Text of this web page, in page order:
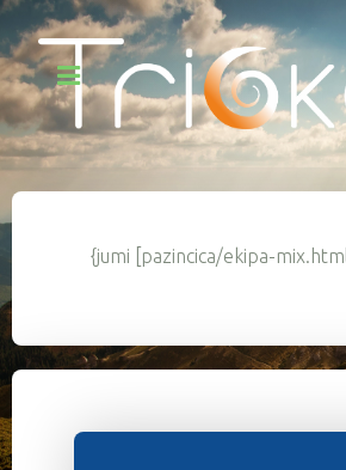
{jumi [pazincica/ekipa-